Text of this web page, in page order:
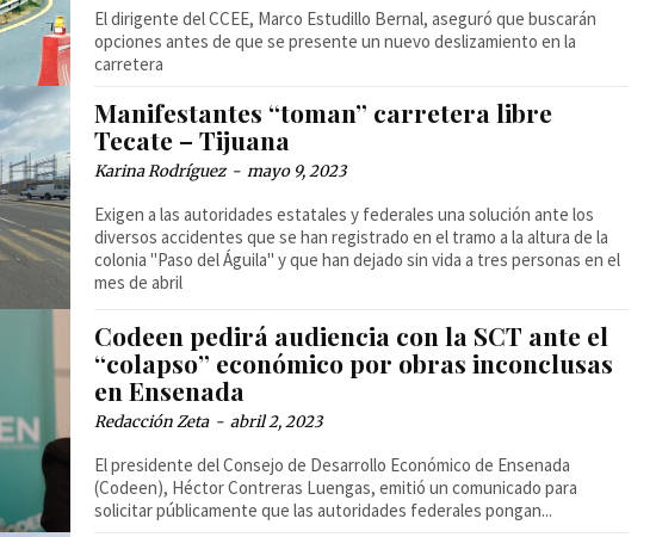
El dirigente del CCEE, Marco Estudillo Bernal, aseguró que buscarán
opciones antes de que se presente un nuevo deslizamiento en la
carretera
Manifestantes “toman” carretera libre
Tecate – Tijuana
Karina Rodríguez - mayo 9, 2023
Exigen a las autoridades estatales y federales una solución ante los
diversos accidentes que se han registrado en el tramo a la altura de la
colonia "Paso del Águila" y que han dejado sin vida a tres personas en el
mes de abril
Codeen pedirá audiencia con la SCT ante el
“colapso” económico por obras inconclusas
en Ensenada
Redacción Zeta - abril 2, 2023
El presidente del Consejo de Desarrollo Económico de Ensenada
(Codeen), Héctor Contreras Luengas, emitió un comunicado para
solicitar públicamente que las autoridades federales pongan...